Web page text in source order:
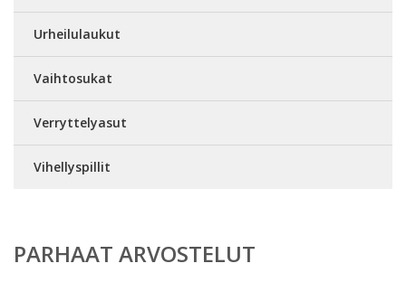
Urheilulaukut
Vaihtosukat
Verryttelyasut
Vihellyspillit
PARHAAT ARVOSTELUT